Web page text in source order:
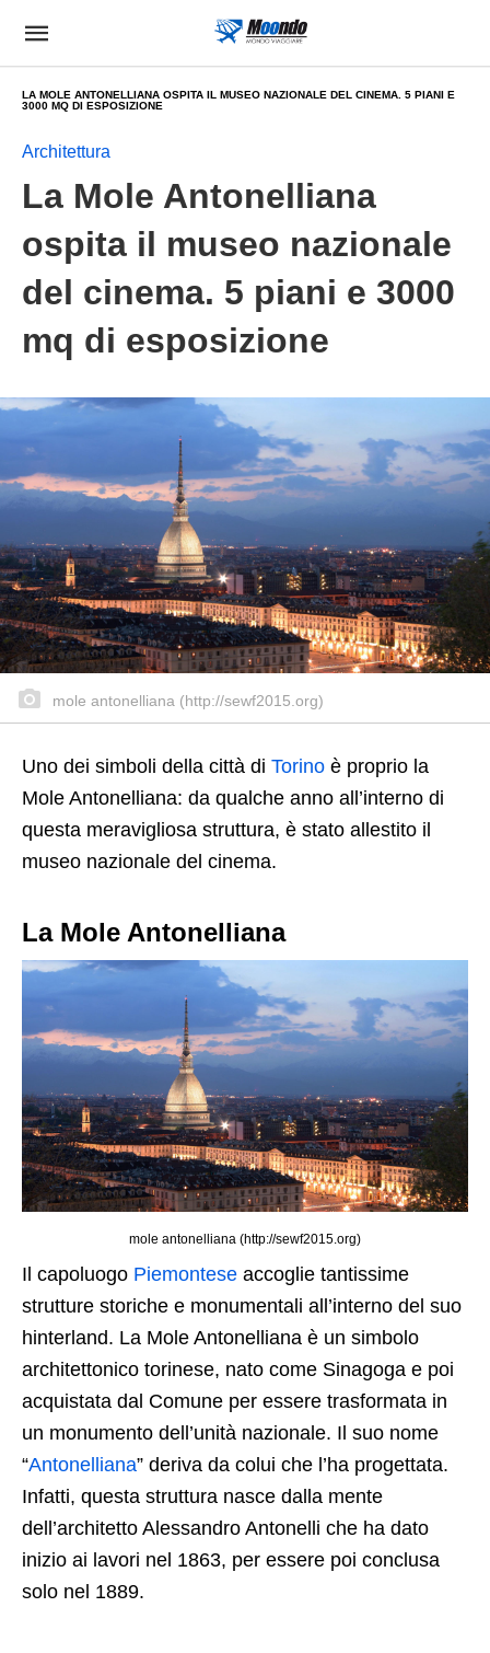
LA MOLE ANTONELLIANA OSPITA IL MUSEO NAZIONALE DEL CINEMA. 5 PIANI E
3000 MQ DI ESPOSIZIONE
Architettura
La Mole Antonelliana
ospita il museo nazionale
del cinema. 5 piani e 3000
mq di esposizione
mole antonelliana (http://sewf2015.org)
Uno dei simboli della città di Torino è proprio la
Mole Antonelliana: da qualche anno all’interno di
questa meravigliosa struttura, è stato allestito il
museo nazionale del cinema.
La Mole Antonelliana
mole antonelliana (http://sewf2015.org)
Il capoluogo Piemontese accoglie tantissime
strutture storiche e monumentali all’interno del suo
hinterland. La Mole Antonelliana è un simbolo
architettonico torinese, nato come Sinagoga e poi
acquistata dal Comune per essere trasformata in
un monumento dell’unità nazionale. Il suo nome
“Antonelliana” deriva da colui che l’ha progettata.
Infatti, questa struttura nasce dalla mente
dell’architetto Alessandro Antonelli che ha dato
inizio ai lavori nel 1863, per essere poi conclusa
solo nel 1889.